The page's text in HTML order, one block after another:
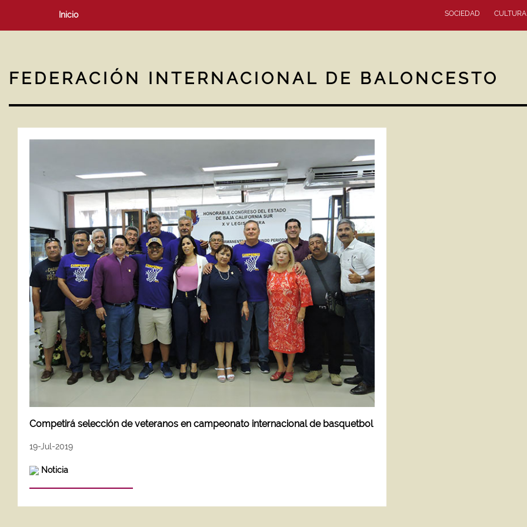
Inicio SOCIEDAD CULTURA
FEDERACIÓN INTERNACIONAL DE BALONCESTO
Competirá selección de veteranos en campeonato internacional de basquetbol
19-Jul-2019
Noticia